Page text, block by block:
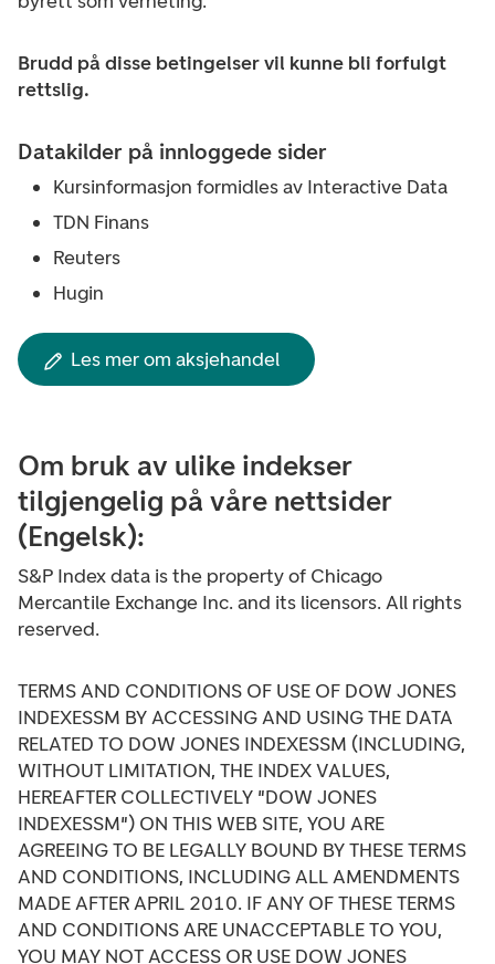
Brudd på disse betingelser vil kunne bli forfulgt
rettslig.
Datakilder på innloggede sider
Kursinformasjon formidles av Interactive Data
TDN Finans
Reuters
Hugin
Les mer om aksjehandel
Om bruk av ulike indekser
tilgjengelig på våre nettsider
(Engelsk):
S&P Index data is the property of Chicago
Mercantile Exchange Inc. and its licensors. All rights
reserved.
TERMS AND CONDITIONS OF USE OF DOW JONES
INDEXESSM BY ACCESSING AND USING THE DATA
RELATED TO DOW JONES INDEXESSM (INCLUDING,
WITHOUT LIMITATION, THE INDEX VALUES,
HEREAFTER COLLECTIVELY "DOW JONES
INDEXESSM") ON THIS WEB SITE, YOU ARE
AGREEING TO BE LEGALLY BOUND BY THESE TERMS
AND CONDITIONS, INCLUDING ALL AMENDMENTS
MADE AFTER APRIL 2010. IF ANY OF THESE TERMS
AND CONDITIONS ARE UNACCEPTABLE TO YOU,
YOU MAY NOT ACCESS OR USE DOW JONES